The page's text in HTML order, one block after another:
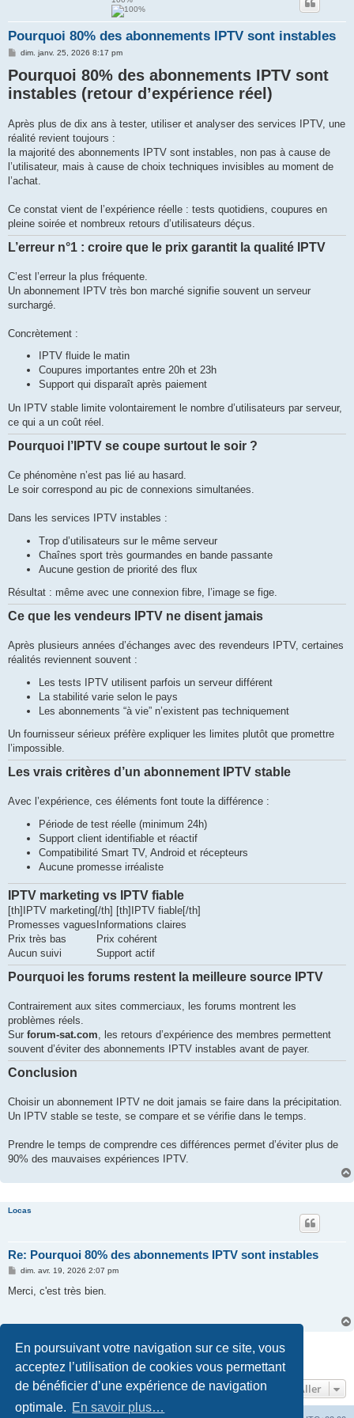
En poursuivant votre navigation sur ce site, vous
acceptez l’utilisation de cookies vous permettant
de bénéficier d’une expérience de navigation
optimale. En savoir plus…
Pourquoi 80% des abonnements IPTV sont instables
M
s
s
a
g
dim. janv. 25, 2026 8:17 pm
Pourquoi 80% des abonnements IPTV sont
instables (retour d’expérience réel)
Après plus de dix ans à tester, utiliser et analyser des services IPTV, une
réalité revient toujours :
la majorité des abonnements IPTV sont instables, non pas à cause de
l’utilisateur, mais à cause de choix techniques invisibles au moment de
l’achat.
Ce constat vient de l’expérience réelle : tests quotidiens, coupures en
pleine soirée et nombreux retours d’utilisateurs déçus.
L’erreur n°1 : croire que le prix garantit la qualité IPTV
C’est l’erreur la plus fréquente.
Un abonnement IPTV très bon marché signifie souvent un serveur
surchargé.
Concrètement :
IPTV fluide le matin
Coupures importantes entre 20h et 23h
Support qui disparaît après paiement
Un IPTV stable limite volontairement le nombre d’utilisateurs par serveur,
ce qui a un coût réel.
Pourquoi l’IPTV se coupe surtout le soir ?
Ce phénomène n’est pas lié au hasard.
Le soir correspond au pic de connexions simultanées.
Dans les services IPTV instables :
Trop d’utilisateurs sur le même serveur
Chaînes sport très gourmandes en bande passante
Aucune gestion de priorité des flux
Résultat : même avec une connexion fibre, l’image se fige.
Ce que les vendeurs IPTV ne disent jamais
Après plusieurs années d’échanges avec des revendeurs IPTV, certaines
réalités reviennent souvent :
Les tests IPTV utilisent parfois un serveur différent
La stabilité varie selon le pays
Les abonnements “à vie” n’existent pas techniquement
Un fournisseur sérieux préfère expliquer les limites plutôt que promettre
l’impossible.
Les vrais critères d’un abonnement IPTV stable
Avec l’expérience, ces éléments font toute la différence :
Période de test réelle (minimum 24h)
Support client identifiable et réactif
Compatibilité Smart TV, Android et récepteurs
Aucune promesse irréaliste
IPTV marketing vs IPTV fiable
[th]IPTV marketing[/th] [th]IPTV fiable[/th]
Promesses vagues Informations claires
Prix très bas
Prix cohérent
Aucun suivi
Support actif
Pourquoi les forums restent la meilleure source IPTV
Contrairement aux sites commerciaux, les forums montrent les
problèmes réels.
Sur forum-sat.com, les retours d’expérience des membres permettent
souvent d’éviter des abonnements IPTV instables avant de payer.
Conclusion
Choisir un abonnement IPTV ne doit jamais se faire dans la précipitation.
Un IPTV stable se teste, se compare et se vérifie dans le temps.
Prendre le temps de comprendre ces différences permet d’éviter plus de
90% des mauvaises expériences IPTV.
Locas
Re: Pourquoi 80% des abonnements IPTV sont instables
M
s
e
dim. avr. 19, 2026 2:07 pm
Merci, c'est très bien.
Répondre
2 messages • Page1sur 1
Aller